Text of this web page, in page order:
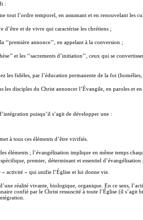
:
tout l’ordre temporel, en assumant et en renouvelant les
et de vivre qui caractérise les chrétiens ;
annonce’’, en appelant à la conversion ;
et les ‘‘sacrements d’initiation’’, ceux qui se
les fidèles, par l’éducation permanente de la foi
disciples du Christ annoncer l’Évangile, en paroles et
puisqu’il s’agit de développer une :
à tous ces éléments d’être vivifiés.
éléments ; l’évangélisation implique en même temps
premier, déterminant et essentiel
« activité » qui unifie l’Église et lui donne vie.
réalité vivante, biologique, organique. En ce sens,
confié par le Christ ressuscité à toute l’Église (il